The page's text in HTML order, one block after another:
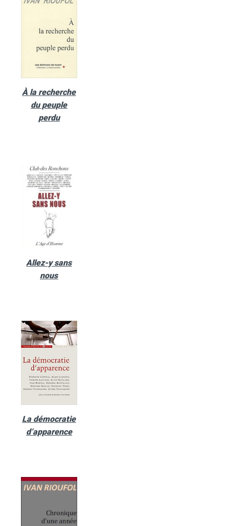
À la recherche
du peuple
perdu
Allez-y sans
nous
La démocratie
d’apparence